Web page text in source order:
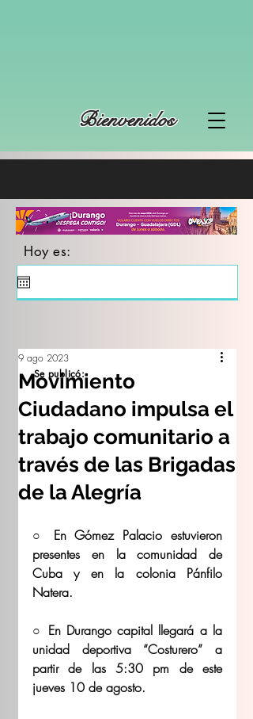
Bienvenidos
Hoy es:
Movimiento
Ciudadano impulsa el
trabajo comunitario a
través de las Brigadas
de la Alegría
9 ago 2023
○ En Gómez Palacio estuvieron
presentes en la comunidad de
Cuba y en la colonia Pánfilo
Natera.
○ En Durango capital llegará a la
unidad deportiva “Costurero” a
partir de las 5:30 pm de este
jueves 10 de agosto.
Se publicó: